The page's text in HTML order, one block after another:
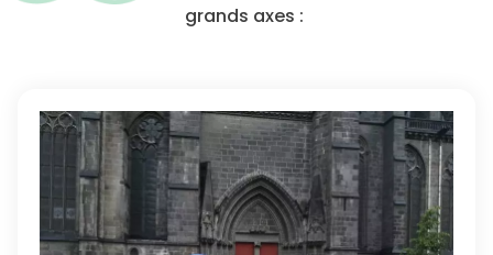
grands axes :